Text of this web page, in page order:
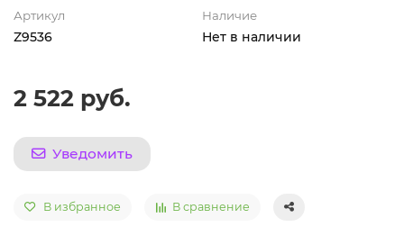
Артикул
Z9536
Наличие
Нет в наличии
2 522 руб.
Уведомить
В избранное В сравнение